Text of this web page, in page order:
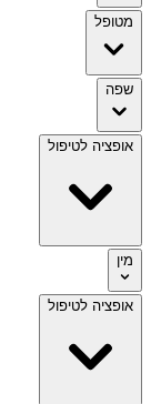
מטופל
שפה
אופציה לטיפול
מין
אופציה לטיפול